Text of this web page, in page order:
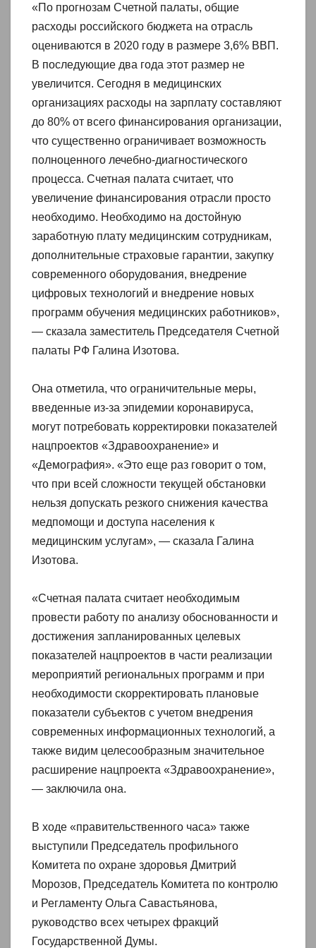
«По прогнозам Счетной палаты, общие
расходы российского бюджета на отрасль
оцениваются в 2020 году в размере 3,6% ВВП.
В последующие два года этот размер не
увеличится. Сегодня в медицинских
организациях расходы на зарплату составляют
до 80% от всего финансирования организации,
что существенно ограничивает возможность
полноценного лечебно-диагностического
процесса. Счетная палата считает, что
увеличение финансирования отрасли просто
необходимо. Необходимо на достойную
заработную плату медицинским сотрудникам,
дополнительные страховые гарантии, закупку
современного оборудования, внедрение
цифровых технологий и внедрение новых
программ обучения медицинских работников»,
— сказала заместитель Председателя Счетной
палаты РФ Галина Изотова.
Она отметила, что ограничительные меры,
введенные из‑за эпидемии коронавируса,
могут потребовать корректировки показателей
нацпроектов «Здравоохранение» и
«Демография». «Это еще раз говорит о том,
что при всей сложности текущей обстановки
нельзя допускать резкого снижения качества
медпомощи и доступа населения к
медицинским услугам», — сказала Галина
Изотова.
«Счетная палата считает необходимым
провести работу по анализу обоснованности и
достижения запланированных целевых
показателей нацпроектов в части реализации
мероприятий региональных программ и при
необходимости скорректировать плановые
показатели субъектов с учетом внедрения
современных информационных технологий, а
также видим целесообразным значительное
расширение нацпроекта «Здравоохранение»,
— заключила она.
В ходе «правительственного часа» также
выступили Председатель профильного
Комитета по охране здоровья Дмитрий
Морозов, Председатель Комитета по контролю
и Регламенту Ольга Савастьянова,
руководство всех четырех фракций
Государственной Думы.